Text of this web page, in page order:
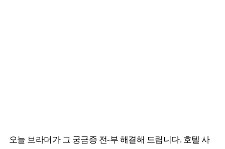
오늘 브라더가 그 궁금증 전-부 해결해 드립니다. 호텔 사